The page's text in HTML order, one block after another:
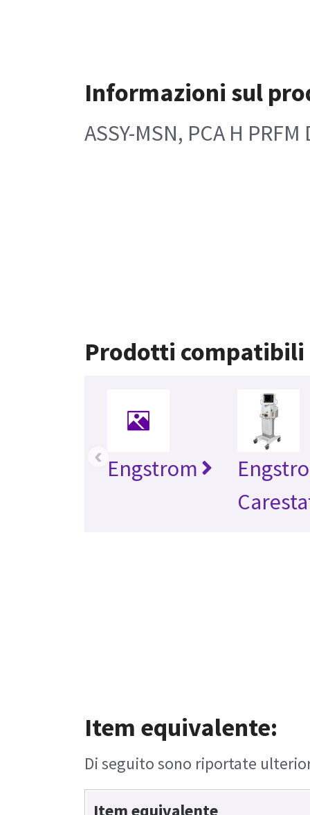
Informazioni sul
ASSY-MSN, PCA H
Prodotti compatibili
Engstrom
‹
Item equivalente:
Di seguito sono riportate
Item equivalente